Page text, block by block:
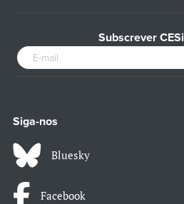
Subscrever
Siga-nos
Bluesky
Facebook